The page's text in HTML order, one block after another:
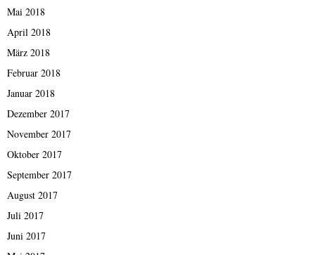
Mai 2018
April 2018
März 2018
Februar 2018
Januar 2018
Dezember 2017
November 2017
Oktober 2017
September 2017
August 2017
Juli 2017
Juni 2017